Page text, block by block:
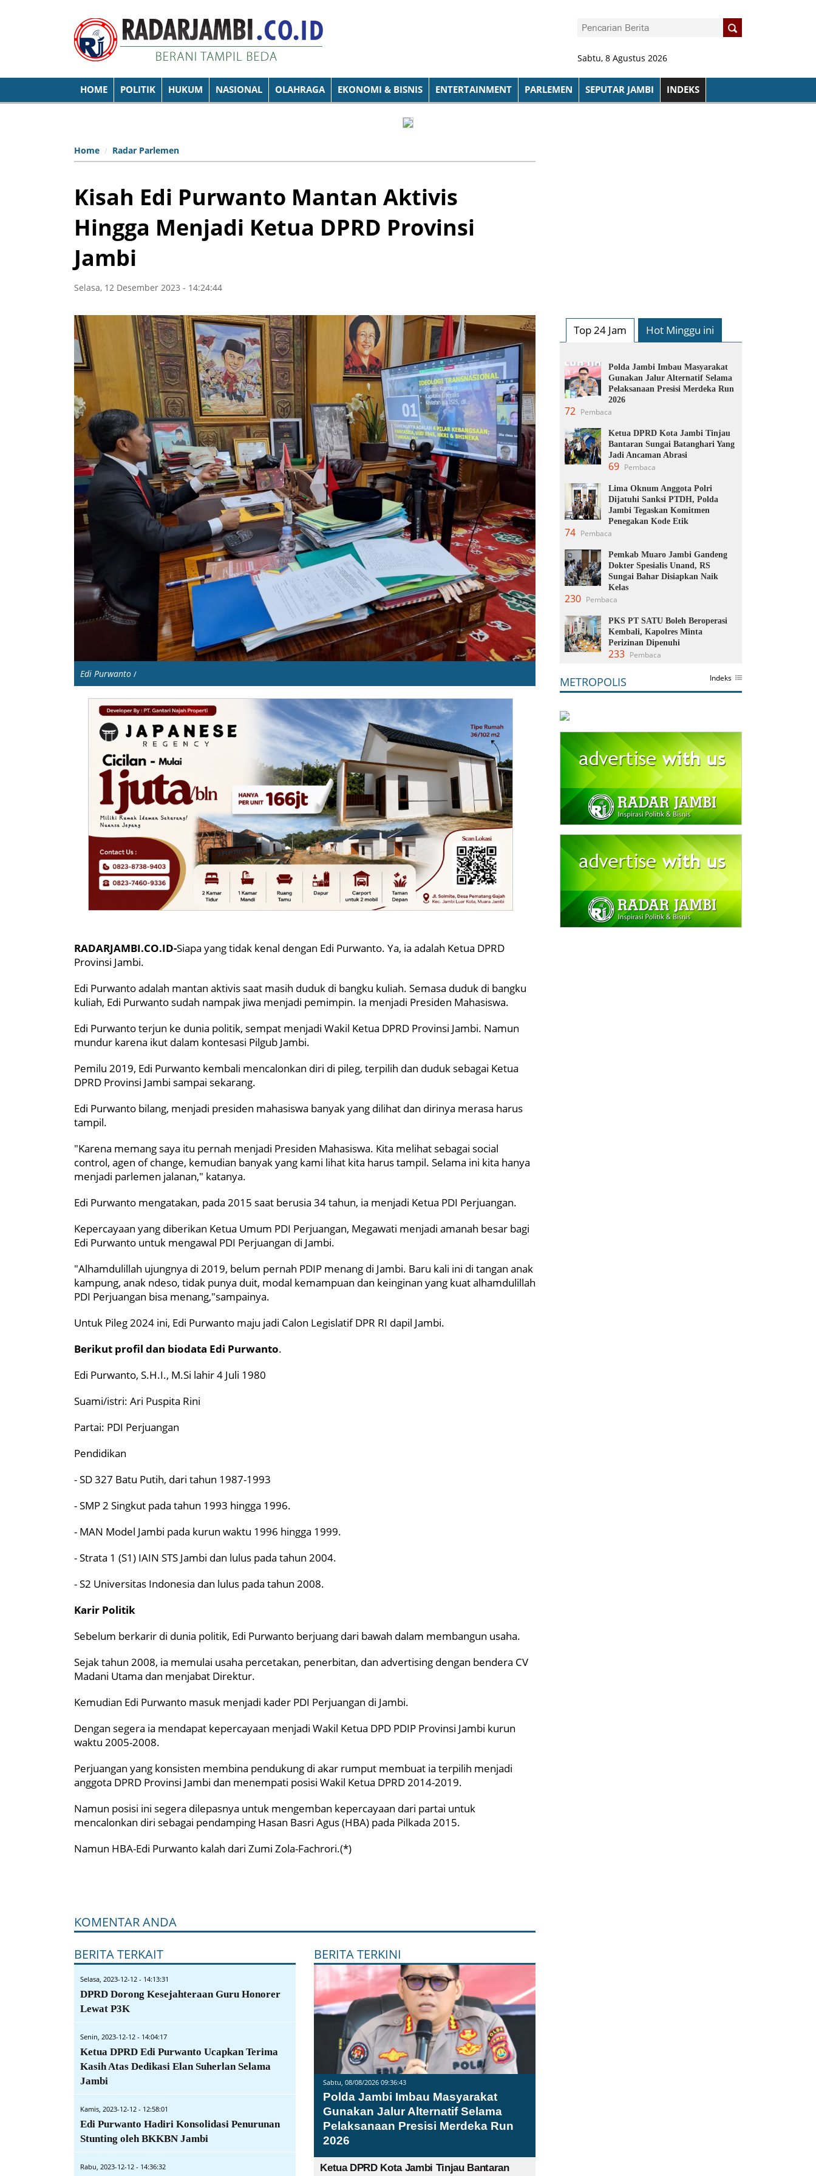
Sabtu, 8 Agustus 2026
HOME POLITIK HUKUM NASIONAL OLAHRAGA EKONOMI & BISNIS ENTERTAINMENT PARLEMEN SEPUTAR JAMBI INDEKS
Home Radar Parlemen
Kisah Edi Purwanto Mantan Aktivis
Hingga Menjadi Ketua DPRD Provinsi
Jambi
Selasa, 12 Desember 2023 - 14:24:44
Edi Purwanto /
RADARJAMBI.CO.ID-Siapa yang tidak kenal dengan Edi Purwanto. Ya, ia adalah Ketua DPRD
Provinsi Jambi.
Edi Purwanto adalah mantan aktivis saat masih duduk di bangku kuliah. Semasa duduk di bangku
kuliah, Edi Purwanto sudah nampak jiwa menjadi pemimpin. Ia menjadi Presiden Mahasiswa.
Edi Purwanto terjun ke dunia politik, sempat menjadi Wakil Ketua DPRD Provinsi Jambi. Namun
mundur karena ikut dalam kontesasi Pilgub Jambi.
Pemilu 2019, Edi Purwanto kembali mencalonkan diri di pileg, terpilih dan duduk sebagai Ketua
DPRD Provinsi Jambi sampai sekarang.
Edi Purwanto bilang, menjadi presiden mahasiswa banyak yang dilihat dan dirinya merasa harus
tampil.
"Karena memang saya itu pernah menjadi Presiden Mahasiswa. Kita melihat sebagai social
control, agen of change, kemudian banyak yang kami lihat kita harus tampil. Selama ini kita hanya
menjadi parlemen jalanan," katanya.
Edi Purwanto mengatakan, pada 2015 saat berusia 34 tahun, ia menjadi Ketua PDI Perjuangan.
Kepercayaan yang diberikan Ketua Umum PDI Perjuangan, Megawati menjadi amanah besar bagi
Edi Purwanto untuk mengawal PDI Perjuangan di Jambi.
"Alhamdulillah ujungnya di 2019, belum pernah PDIP menang di Jambi. Baru kali ini di tangan anak
kampung, anak ndeso, tidak punya duit, modal kemampuan dan keinginan yang kuat alhamdulillah
PDI Perjuangan bisa menang,"sampainya.
Untuk Pileg 2024 ini, Edi Purwanto maju jadi Calon Legislatif DPR RI dapil Jambi.
Berikut profil dan biodata Edi Purwanto.
Edi Purwanto, S.H.I., M.Si lahir 4 Juli 1980
Suami/istri: Ari Puspita Rini
Partai: PDI Perjuangan
Pendidikan
- SD 327 Batu Putih, dari tahun 1987-1993
- SMP 2 Singkut pada tahun 1993 hingga 1996.
- MAN Model Jambi pada kurun waktu 1996 hingga 1999.
- Strata 1 (S1) IAIN STS Jambi dan lulus pada tahun 2004.
- S2 Universitas Indonesia dan lulus pada tahun 2008.
Karir Politik
Sebelum berkarir di dunia politik, Edi Purwanto berjuang dari bawah dalam membangun usaha.
Sejak tahun 2008, ia memulai usaha percetakan, penerbitan, dan advertising dengan bendera CV
Madani Utama dan menjabat Direktur.
Kemudian Edi Purwanto masuk menjadi kader PDI Perjuangan di Jambi.
Dengan segera ia mendapat kepercayaan menjadi Wakil Ketua DPD PDIP Provinsi Jambi kurun
waktu 2005-2008.
Perjuangan yang konsisten membina pendukung di akar rumput membuat ia terpilih menjadi
anggota DPRD Provinsi Jambi dan menempati posisi Wakil Ketua DPRD 2014-2019.
Namun posisi ini segera dilepasnya untuk mengemban kepercayaan dari partai untuk
mencalonkan diri sebagai pendamping Hasan Basri Agus (HBA) pada Pilkada 2015.
Namun HBA-Edi Purwanto kalah dari Zumi Zola-Fachrori.(*)
KOMENTAR ANDA
BERITA TERKAIT
Selasa, 2023-12-12 - 14:13:31
DPRD Dorong Kesejahteraan Guru Honorer
Lewat P3K
Senin, 2023-12-12 - 14:04:17
Ketua DPRD Edi Purwanto Ucapkan Terima
Kasih Atas Dedikasi Elan Suherlan Selama
Jambi
Kamis, 2023-12-12 - 12:58:01
Edi Purwanto Hadiri Konsolidasi Penurunan
Stunting oleh BKKBN Jambi
Rabu, 2023-12-12 - 14:36:32
BERITA TERKINI
Sabtu, 08/08/2026 09:36:43
Polda Jambi Imbau Masyarakat
Gunakan Jalur Alternatif Selama
Pelaksanaan Presisi Merdeka Run
2026
Ketua DPRD Kota Jambi Tinjau Bantaran
Top 24 Jam Hot Minggu ini
Polda Jambi Imbau Masyarakat
Gunakan Jalur Alternatif Selama
Pelaksanaan Presisi Merdeka Run
2026
72 Pembaca
Ketua DPRD Kota Jambi Tinjau
Bantaran Sungai Batanghari Yang
Jadi Ancaman Abrasi
69 Pembaca
Lima Oknum Anggota Polri
Dijatuhi Sanksi PTDH, Polda
Jambi Tegaskan Komitmen
Penegakan Kode Etik
74 Pembaca
Pemkab Muaro Jambi Gandeng
Dokter Spesialis Unand, RS
Sungai Bahar Disiapkan Naik
Kelas
230 Pembaca
PKS PT SATU Boleh Beroperasi
Kembali, Kapolres Minta
Perizinan Dipenuhi
233 Pembaca
METROPOLIS Indeks